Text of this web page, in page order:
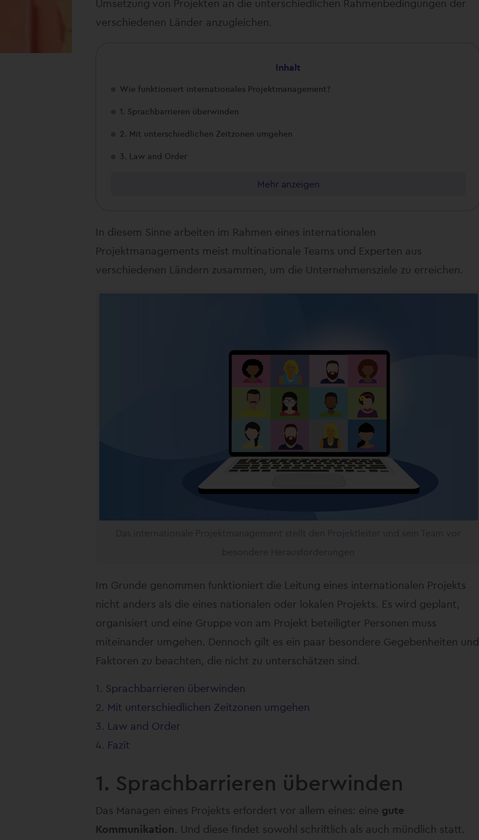
Umsetzung von Projekten an die unterschiedlichen Rahmenbedingungen der
verschiedenen Länder anzugleichen.
Inhalt
Wie funktioniert internationales Projektmanagement?
1. Sprachbarrieren überwinden
2. Mit unterschiedlichen Zeitzonen umgehen
3. Law and Order
Mehr anzeigen
In diesem Sinne arbeiten im Rahmen eines internationalen
Projektmanagements meist multinationale Teams und Experten aus
verschiedenen Ländern zusammen, um die Unternehmensziele zu erreichen.
Im Grunde genommen funktioniert die Leitung eines internationalen Projekts
nicht anders als die eines nationalen oder lokalen Projekts. Es wird geplant,
organisiert und eine Gruppe von am Projekt beteiligter Personen muss
miteinander umgehen. Dennoch gilt es ein paar besondere Gegebenheiten und
Faktoren zu beachten, die nicht zu unterschätzen sind.
Sprachbarrieren überwinden
Mit unterschiedlichen Zeitzonen umgehen
Law and Order
Fazit
1. Sprachbarrieren überwinden
Das Managen eines Projekts erfordert vor allem eines: eine gute
Kommunikation. Und diese findet sowohl schriftlich als auch mündlich statt.